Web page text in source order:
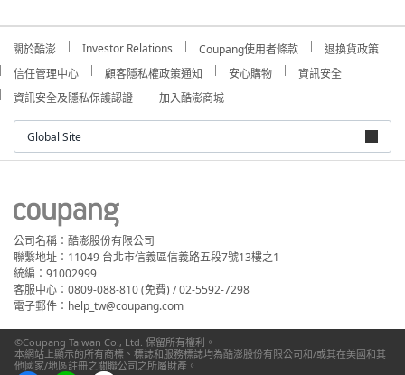
關於酷澎 Investor Relations Coupang使用者條款
退換貨政策
信任管理中心
顧客隱私權政策通知 安心購物
資訊安全
資訊安全及隱私保護認證
加入酷澎商城
Global Site
公司名稱：酷澎股份有限公司
聯繫地址：11049 台北市信義區信義路五段7號13樓之1
統編：91002999
客服中心：0809-088-810 (免費) / 02-5592-7298
電子郵件：help_tw@coupang.com
©Coupang Taiwan Co., Ltd. 保留所有權利。
本網站上顯示的所有商標、標誌和服務標誌均為酷澎股份有限公司和/或其在美國和其
他國家/地區註冊之關聯公司之所屬財產。